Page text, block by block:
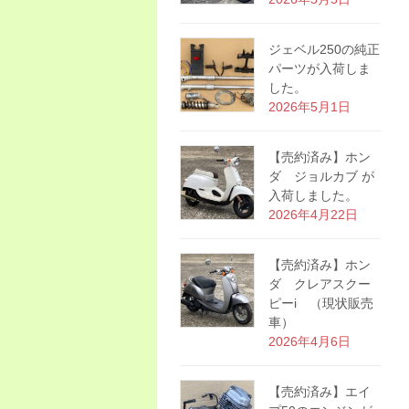
ジェベル250の純正
パーツが入荷しま
した。
2026年5月1日
【売約済み】ホン
ダ ジョルカブ が
入荷しました。
2026年4月22日
【売約済み】ホン
ダ クレアスクー
ピーi （現状販売
車）
2026年4月6日
【売約済み】エイ